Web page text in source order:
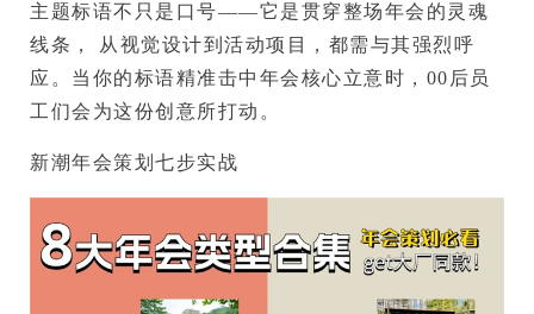
主题标语不只是口号——它是贯穿整场年会的灵魂
线条，
从视觉设计到活动项目，都需与其强烈呼
应。当你的标语精准击中年会核心立意时， 00后员
工们会为这份创意所打动。
新潮年会策划七步实战